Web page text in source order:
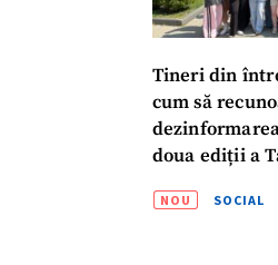
Tineri din
cum să
doua ediții a
NOU SOCIAL